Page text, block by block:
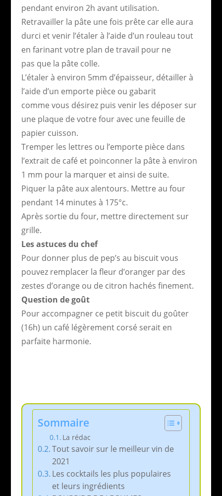
pendant environ 2h avant utilisation.
Retravailler la pâte une fois prête car elle aura
durci et venir l’étaler à l’aide d’un rouleau tout
en farinant votre plan de travail pour ne
pas que la pâte colle.
L’étaler à environ 5mm d’épaisseur, détailler à
l’aide d’un emporte pièce ou gabarit
comme vous désirez puis venir les déposer sur
une plaque de votre four avec une feuille de
papier cuisson.
Tremper les lettres ou l’emporte pièce dans
l’extrait de café et poinconner la pâte à environ
1 mm pour la marquer et ainsi de suite.
Piquer la pâte aux alentours. Mettre au four
pendant 14 minutes à 175°c.
Après sortie du four, mettre directement sur
grille.
Les astuces du chef
Pour donner plus de pep’s au biscuit vous
pouvez remplacer la fleur d’oranger par des
zestes d’orange ou de citron hachés finement.
Question de goût
Pour accompagner ce petit biscuit du goûter
(16h) un café légèrement corsé serait en
parfaite harmonie.
Sommaire
La rédac
Tout savoir sur le meilleur vin de
2021
Les cocktails les plus populaires
et leurs ingrédients